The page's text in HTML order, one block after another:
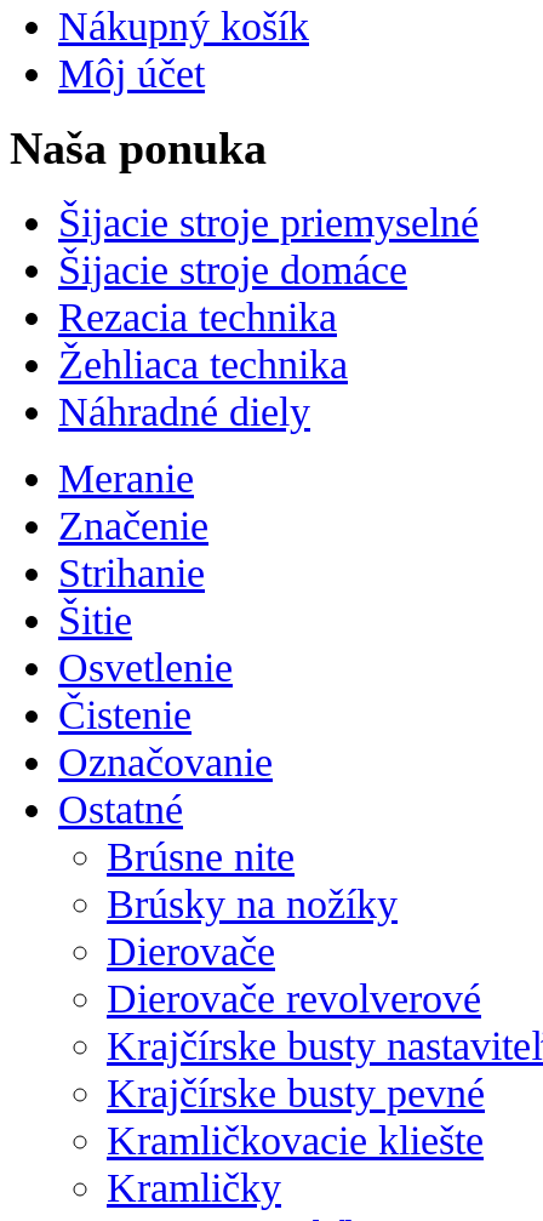
Nákupný košík
Môj účet
Naša ponuka
Šijacie stroje priemyselné
Šijacie stroje domáce
Rezacia technika
Žehliaca technika
Náhradné diely
Meranie
Značenie
Strihanie
Šitie
Osvetlenie
Čistenie
Označovanie
Ostatné
Brúsne nite
Brúsky na nožíky
Dierovače
Dierovače revolverové
Krajčírske busty
Krajčírske busty pevné
Kramličkovacie kliešte
Kramličky